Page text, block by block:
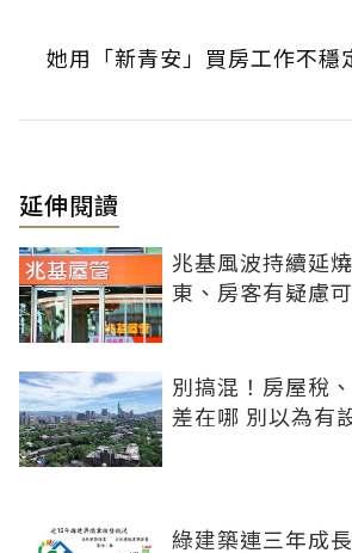
她用「新青安」買房工作不穩
延伸閱讀
兆基風波持續延
東、房客有疑慮
別搞混！房屋稅
差在哪 別以為有
綠建築連三年成